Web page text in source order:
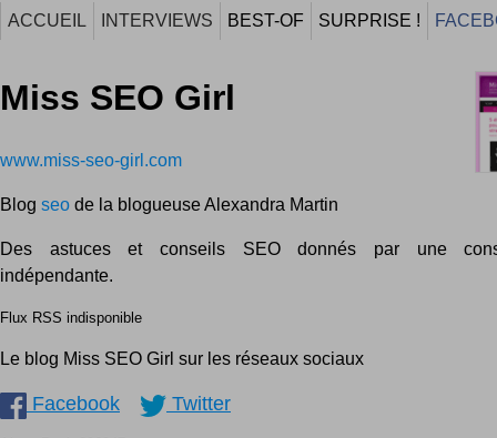
ACCUEIL INTERVIEWS BEST-OF SURPRISE !
Miss SEO Girl
www.miss-seo-girl.com
Blog seo de la blogueuse Alexandra Martin
Des astuces et conseils SEO donnés par une
indépendante.
Flux RSS indisponible
Le blog Miss SEO Girl sur les réseaux sociaux
Facebook Twitter